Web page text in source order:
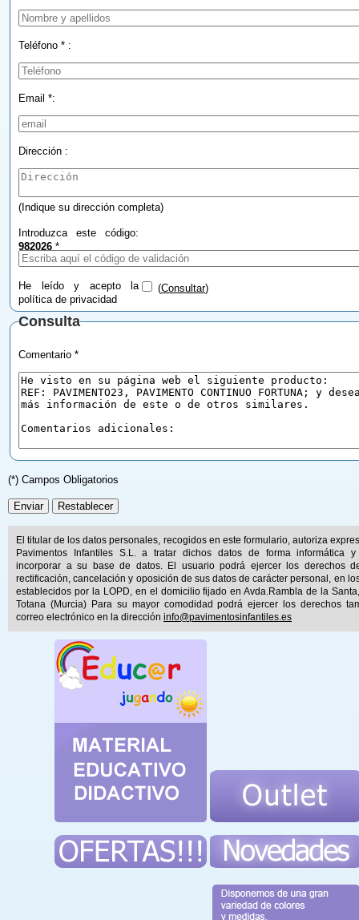
Teléfono * :
Email *:
Dirección :
(Indique su dirección completa)
Introduzca este código:
982026 *
He leído y acepto la
política de privacidad
(Consultar)
Consulta
Comentario *
(*) Campos Obligatorios
El titular de los datos personales, recogidos en este formulario, autoriza
Pavimentos Infantiles S.L. a tratar dichos datos de forma informática y
incorporar a su base de datos. El usuario podrá ejercer los derechos
rectificación, cancelación y oposición de sus datos de carácter personal, en
establecidos por la LOPD, en el domicilio fijado en Avda.Rambla de la
Totana (Murcia) Para su mayor comodidad podrá ejercer los derechos
correo electrónico en la dirección info@pavimentosinfantiles.es